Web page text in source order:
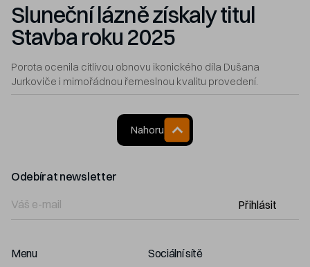
Sluneční lázně získaly titul
Stavba roku 2025
Porota ocenila citlivou obnovu ikonického díla Dušana
Jurkoviče i mimořádnou řemeslnou kvalitu provedení.
Nahoru
Menu Sociální sítě
Odebírat newsletter
Přihlásit